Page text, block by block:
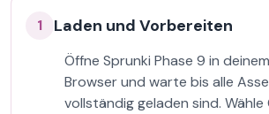
1 Laden und Vorbereiten
Öffne Sprunki Phase 9 in
Browser und warte bis alle
vollständig geladen sind.